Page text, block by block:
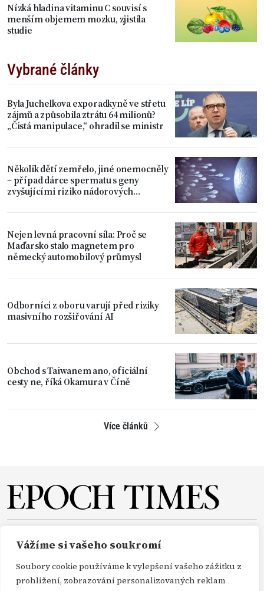
Vážíme si vašeho soukromí
Soubory cookie používáme k vylepšení vašeho zážitku z
prohlížení, zobrazování personalizovaných reklam
Nízká hladina vitaminu C souvisí s
menším objemem mozku, zjistila
studie
Vybrané články
Byla Juchelkova exporadkyně ve střetu
zájmů a způsobila ztrátu 64 milionů?
„Čistá manipulace,“ ohradil se ministr
Několik dětí zemřelo, jiné onemocněly
– případ dárce spermatu s geny
zvyšujícími riziko nádorových
Nejen levná pracovní síla: Proč se
Maďarsko stalo magnetem pro
německý automobilový průmysl
Odborníci z oboru varují před riziky
masivního rozšiřování AI
Obchod s Taiwanem ano, oficiální
cesty ne, říká Okamura v Číně
Více článků
OBCHODNÍ PODMÍNKY